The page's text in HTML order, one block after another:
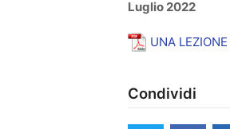
Luglio 2022
UNA
Condividi